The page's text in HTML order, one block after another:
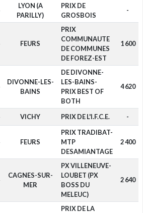
LYON (A
PARILLY)
PRIX DE
GROSBOIS
-
FEURS
PRIX
COMMUNAUTE
DE COMMUNES
DE FOREZ-EST
1 600
DIVONNE-LES-
BAINS
DE DIVONNE-
LES-BAINS-
PRIX BEST OF
BOTH
4 620
VICHY PRIX DE L'I.F.C.E. -
FEURS
PRIX TRADIBAT-
MTP
DESAMIANTAGE
2 400
CAGNES-SUR-
MER
PX VILLENEUVE-
LOUBET (PX
BOSS DU
MELEUC)
2 640
PRIX DE LA